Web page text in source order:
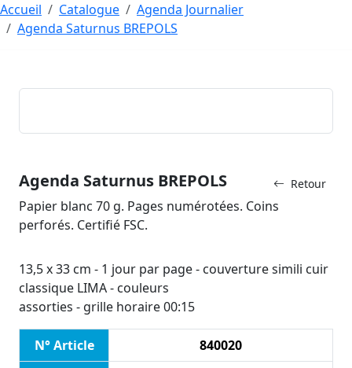
Accueil Catalogue
Agenda Journalier
Agenda Saturnus BREPOLS
Retour
Agenda Saturnus BREPOLS
Papier blanc 70 g. Pages numérotées. Coins
perforés. Certifié FSC.
13,5 x 33 cm - 1 jour par page - couverture simili cuir
classique LIMA - couleurs
assorties - grille horaire 00:15
N° Article
840020